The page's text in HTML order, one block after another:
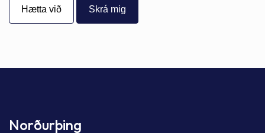
Hætta við
Norðurþing